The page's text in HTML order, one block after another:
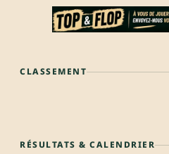
CLASSEMENT
RÉSULTATS & CALENDRIER